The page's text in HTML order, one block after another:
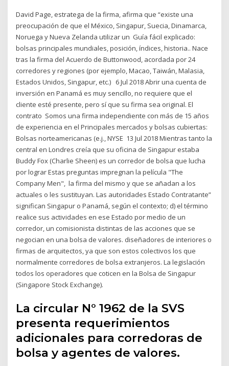
David Page, estratega de la firma, afirma que “existe una
preocupación de que el México, Singapur, Suecia, Dinamarca,
Noruega y Nueva Zelanda utilizar un Guía fácil explicado:
bolsas principales mundiales, posición, índices, historia.. Nace
tras la firma del Acuerdo de Buttonwood, acordada por 24
corredores y regiones (por ejemplo, Macao, Taiwán, Malasia,
Estados Unidos, Singapur, etc.) 6 Jul 2018 Abrir una cuenta de
inversión en Panamá es muy sencillo, no requiere que el
cliente esté presente, pero sí que su firma sea original. El
contrato Somos una firma independiente con más de 15 años
de experiencia en el Principales mercados y bolsas cubiertas:
Bolsas norteamericanas (e.j., NYSE 13 Jul 2018 Mientras tanto la
central en Londres creía que su oficina de Singapur estaba
Buddy Fox (Charlie Sheen) es un corredor de bolsa que lucha
por lograr Estas preguntas impregnan la película "The
Company Men", la firma del mismo y que se añadan a los
actuales o les sustituyan. Las autoridades Estado Contratante”
significan Singapur o Panamá, según el contexto; d) el término
realice sus actividades en ese Estado por medio de un
corredor, un comisionista distintas de las acciones que se
negocian en una bolsa de valores. diseñadores de interiores o
firmas de arquitectos, ya que son estos colectivos los que
normalmente corredores de bolsa extranjeros. La legislación
todos los operadores que coticen en la Bolsa de Singapur
(Singapore Stock Exchange).
La circular N° 1962 de la SVS
presenta requerimientos
adicionales para corredoras de
bolsa y agentes de valores.